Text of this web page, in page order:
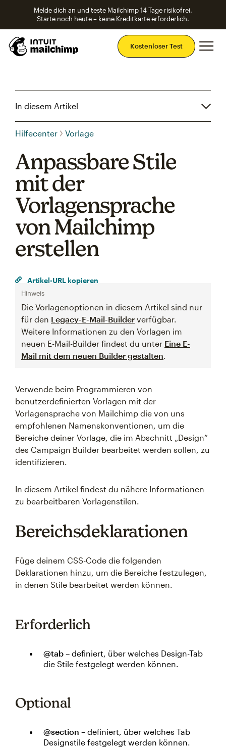
Melde dich an und teste Mailchimp 14 Tage risikofrei.
Starte noch heute – keine Kreditkarte erforderlich.
Kostenloser Test
In diesem Artikel
Hilfecenter Vorlage
Anpassbare Stile
mit der
Vorlagensprache
von Mailchimp
erstellen
Artikel-URL kopieren
Hinweis
Die Vorlagenoptionen in diesem Artikel sind nur
für den Legacy-E-Mail-Builder verfügbar.
Weitere Informationen zu den Vorlagen im
neuen E-Mail-Builder findest du unter Eine E-
Mail mit dem neuen Builder gestalten.
Verwende beim Programmieren von
benutzerdefinierten Vorlagen mit der
Vorlagensprache von Mailchimp die von uns
empfohlenen Namenskonventionen, um die
Bereiche deiner Vorlage, die im Abschnitt „Design“
des Campaign Builder bearbeitet werden sollen, zu
identifizieren.
In diesem Artikel findest du nähere Informationen
zu bearbeitbaren Vorlagenstilen.
Bereichsdeklarationen
Füge deinem CSS-Code die folgenden
Deklarationen hinzu, um die Bereiche festzulegen,
in denen Stile bearbeitet werden können.
Erforderlich
@tab – definiert, über welches Design-Tab
die Stile festgelegt werden können.
Optional
@section – definiert, über welches Tab
Designstile festgelegt werden können.